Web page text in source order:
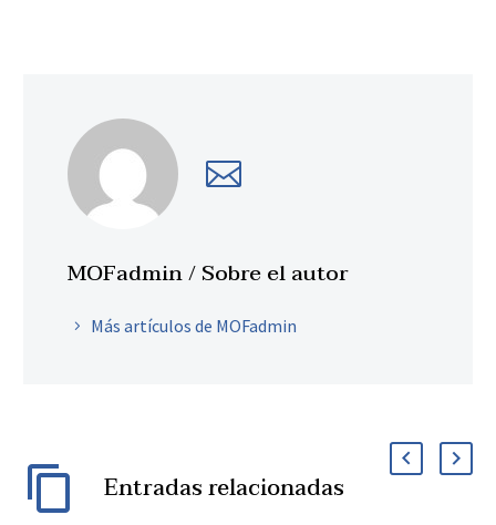
MOFadmin/ Sobre el autor
Más artículos de MOFadmin
Entradas relacionadas